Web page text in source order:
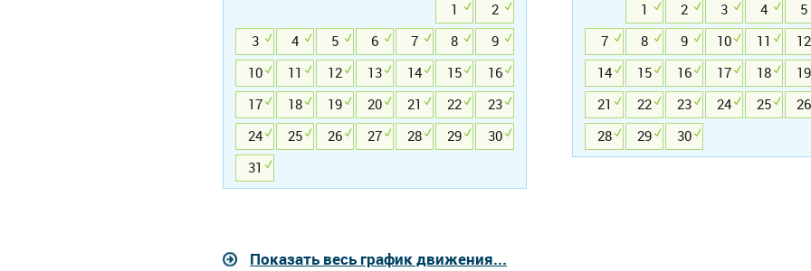
1
2
3
4 5 6 7 8
9
10
11 12 13 14 15
16
17
18 19 20 21 22
23
24
25 26 27 28 29
30
31
1
2 3 4 5
7
8 9 10 11 12
14
15 16 17 18 19
21
22 23 24 25 26
28
29 30
Показать весь график движения...